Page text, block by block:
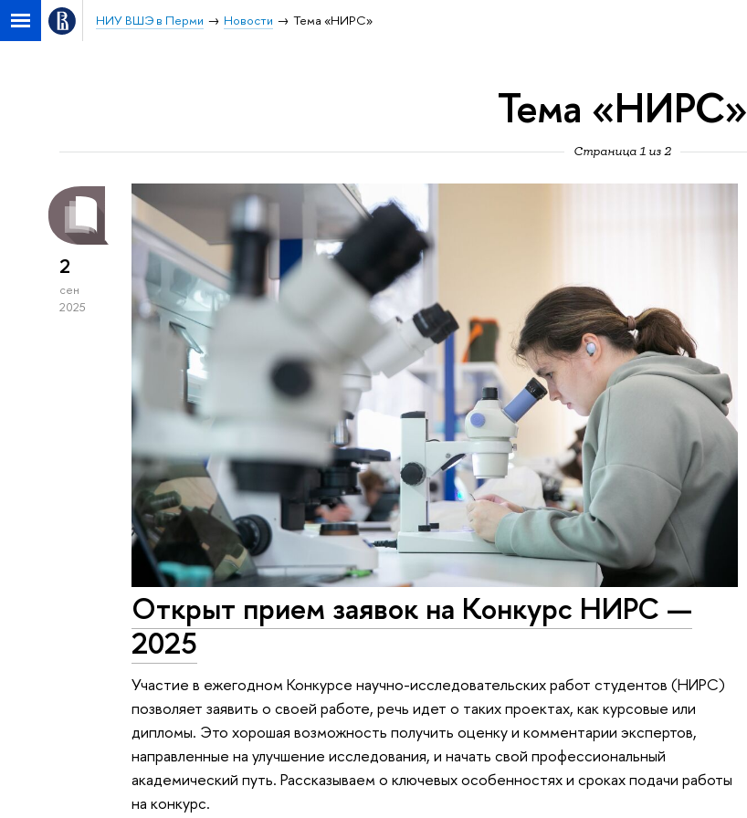
НИУ ВШЭ в Перми Новости Тема «НИРС»
Тема «НИРС»
Страница 1 из 2
2
сен
2025
Открыт прием заявок на Конкурс НИРС —
2025
Участие в ежегодном Конкурсе научно-исследовательских работ студентов (НИРС)
позволяет заявить о своей работе, речь идет о таких проектах, как курсовые или
дипломы. Это хорошая возможность получить оценку и комментарии экспертов,
направленные на улучшение исследования, и начать свой профессиональный
академический путь. Рассказываем о ключевых особенностях и сроках подачи работы
на конкурс.